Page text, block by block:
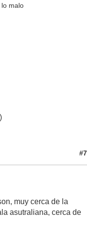
malo
#7
muy cerca de la
asutraliana, cerca de